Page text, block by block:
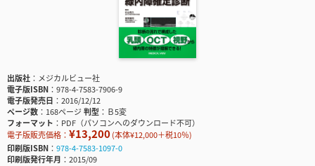
出版社
メジカルビュー社
電子版ISBN
978-4-7583-7906-9
電子版発売日
2016/12/12
ページ数
168ページ判型
Ｂ5変
フォーマット
PDF（パソコンへのダウンロード不可）
電子版販売価格： ¥13,200(本体¥12,000＋税10％)
印刷版ISBN
978-4-7583-1097-0
印刷版発行年月
2015/09